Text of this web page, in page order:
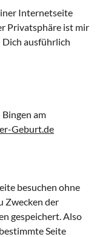
Internetseite
Privatsphäre ist mir
ausführlich
Bingen am
Geburt.de
besuchen ohne
Zwecken der
gespeichert. Also
Seite